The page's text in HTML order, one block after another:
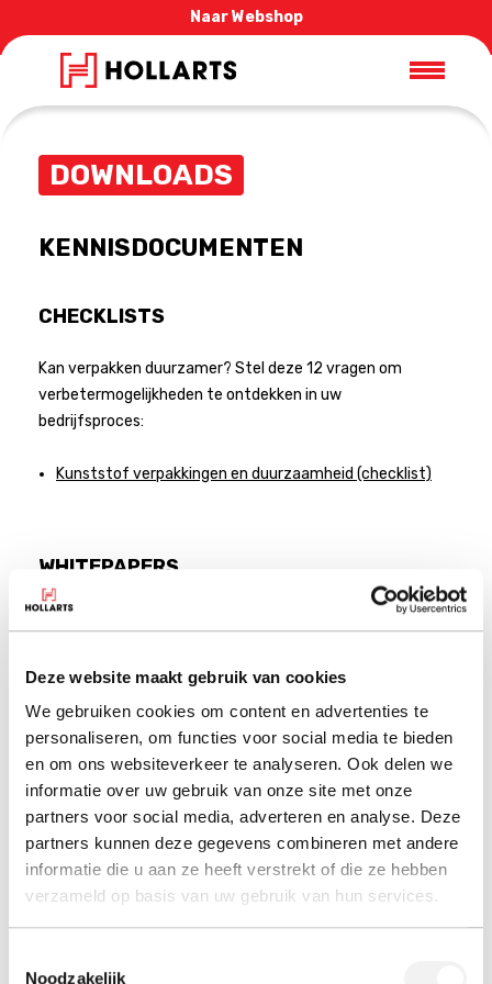
Deze website maakt gebruik van cookies
We gebruiken cookies om content en advertenties te
personaliseren, om functies voor social media te bieden
en om ons websiteverkeer te analyseren. Ook delen we
informatie over uw gebruik van onze site met onze
partners voor social media, adverteren en analyse. Deze
partners kunnen deze gegevens combineren met andere
informatie die u aan ze heeft verstrekt of die ze hebben
verzameld op basis van uw gebruik van hun services.
Noodzakelijk
Naar Webshop
DOWNLOADS
KENNISDOCUMENTEN
CHECKLISTS
Kan verpakken duurzamer? Stel deze 12 vragen om
verbetermogelijkheden te ontdekken in uw
bedrijfsproces:
Kunststof verpakkingen en duurzaamheid (checklist)
WHITEPAPERS
Kunststofproducten laten maken: basiskennis voor
Verpakkingen, dat gericht is op het verminderen,
verduurzamen en hoogwaardig hergebruiken van
verpakkingen in de installatiebranche. In hun
[externe link] vind u onder andere het expertthema van
(kennisdocument)